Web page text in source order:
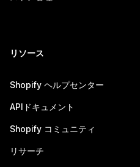
リソース
Shopify ヘルプセンター
APIドキュメント
Shopify コミュニティ
リサーチ